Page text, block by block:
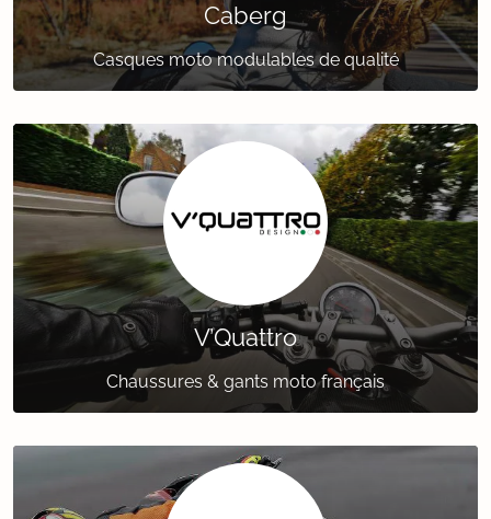
Caberg
Casques moto modulables de qualité
V’Quattro
Chaussures & gants moto français